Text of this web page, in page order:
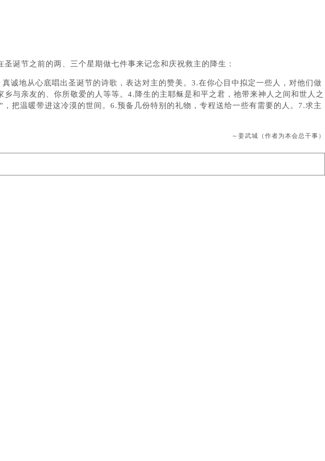
诞节之前的两、三个星期做七件事来记念和庆祝救主的降生：
诚地从心底唱出圣诞节的诗歌，表达对主的赞美。3.在你心目中拟定一些人，对他们做
与亲友的、你所敬爱的人等等。4.降生的主耶稣是和平之君，祂带来神人之间和世人之
把温暖带进这冷漠的世间。6.预备几份特别的礼物，专程送给一些有需要的人。7.求主
～姜武城（作者为本会总干事）